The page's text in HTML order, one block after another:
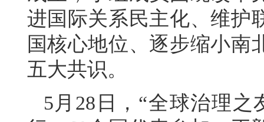
进国际关系民主化、维护
国核心地位、逐步缩小南
五大共识。
5月28日，“全球治理